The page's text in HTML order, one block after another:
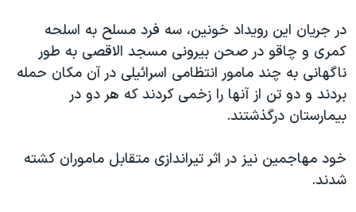
همایش محافظه‌کاران آمریکا «سی‌پک»
صفحه‌های ویژه
سفر پرزیدنت ترامپ به چین
در جریان این رویداد خونین، سه فرد مسلح به اسلحه
کمری و چاقو در صحن بیرونی مسجد الاقصی به طور
ناگهانی به چند مامور انتظامی اسرائیلی در آن مکان حمله
بردند و دو تن از آنها را زخمی كردند که هر دو در
بیمارستان درگذشتند.
خود مهاجمین نیز در اثر تیراندازی متقابل ماموران کشته
شدند.